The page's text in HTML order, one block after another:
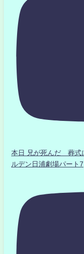
本日 兄が死んだ 葬
ルデン日浦劇場パート7